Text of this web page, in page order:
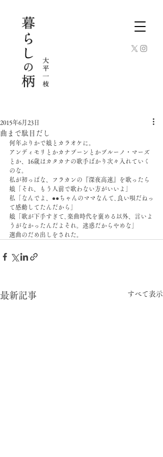
曲まで駄目だし
2015年6月23日
何年ぶりかで娘とカラオケに。
アンディモリとかカナブーンとかブルーノ・マーズ
とか、16歳はカタカナの歌手ばかり次々入れていく
のな。
私が初っぱな、フラカンの『深夜高速』を歌ったら
娘「それ、もう人前で歌わない方がいいよ」
私「なんでよ、●●ちゃんのママなんて､良い唄だねっ
て感動してたんだから」
娘「歌が下手すぎて､楽曲時代を褒める以外、言いよ
うがなかったんだよそれ。迷惑だからやめな」
選曲のだめ出しをされた。
最新記事 すべて表示